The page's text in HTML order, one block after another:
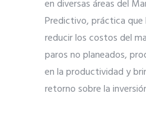
en diversas áreas del
Predictivo, práctica
reducir los costos del
paros no planeados,
en la productividad y
retorno sobre la